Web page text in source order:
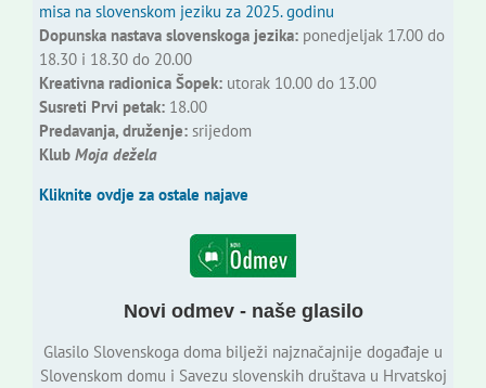
misa na slovenskom jeziku za 2025. godinu
Dopunska nastava slovenskoga jezika:ponedjeljak 17.00 do
18.30 i 18.30 do 20.00
Kreativna radionica Šopek:utorak 10.00 do 13.00
Susreti Prvi petak:18.00
Predavanja, druženje:srijedom
Klub Moja dežela
Kliknite ovdje za ostale najave
Novi odmev - naše glasilo
Glasilo Slovenskoga doma bilježi najznačajnije događaje u
Slovenskom domu i Savezu slovenskih društava u Hrvatskoj